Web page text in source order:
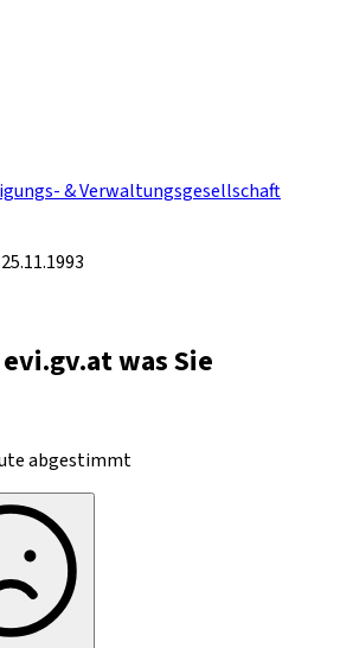
& Verwaltungsgesellschaft
was Sie
abgestimmt